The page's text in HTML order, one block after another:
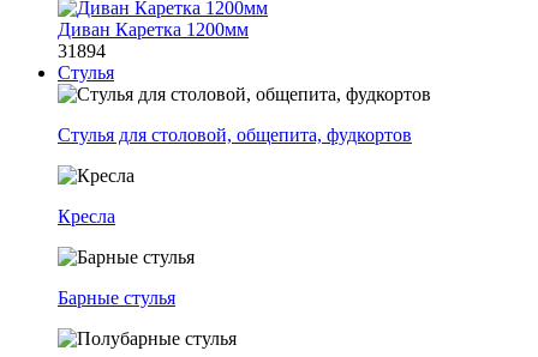
Диван Каретка 1200мм
31894
Стулья
Стулья для столовой, общепита, фудкортов
Кресла
Барные стулья